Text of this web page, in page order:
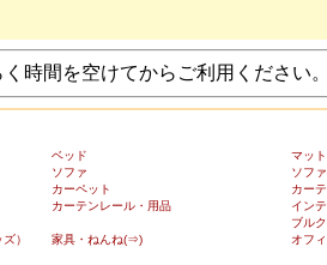
時間を空けてからご利用ください
ベッド マッ
ソファ ソフ
カーペット カー
カーテンレール・用品
イン
ブル
） 家具・ねんね(⇒) オフ